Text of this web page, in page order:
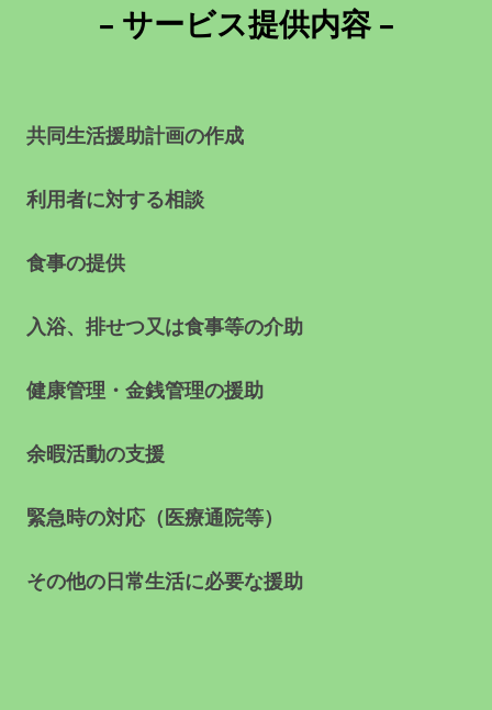
– サービス提供内容 –
共同生活援助計画の作成
利用者に対する相談
食事の提供
入浴、排せつ又は食事等の介助
健康管理・金銭管理の援助
余暇活動の支援
緊急時の対応（医療通院等）
その他の日常生活に必要な援助